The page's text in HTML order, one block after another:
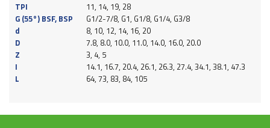
TPI
11, 14, 19, 28
G (55°) BSF, BSP
G1/2-7/8, G1, G1/8, G1/4, G3/8
d
8, 10, 12, 14, 16, 20
D
7.8, 8.0, 10.0, 11.0, 14.0, 16.0, 20.0
Z
3, 4, 5
I
14.1, 16.7, 20.4, 26.1, 26.3, 27.4, 34.1, 38.1, 47.3
L
64, 73, 83, 84, 105